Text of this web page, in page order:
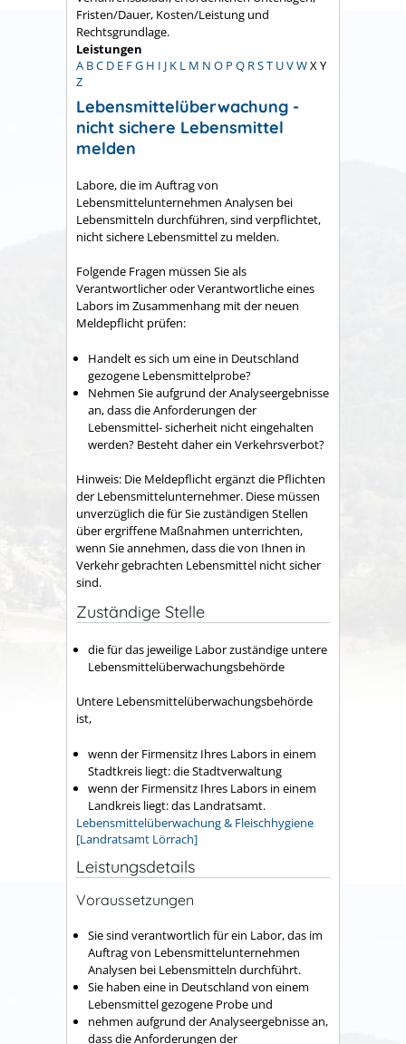
Fristen/Dauer, Kosten/Leistung und
Rechtsgrundlage.
Leistungen
A BC D E FG H I J K L M N O P Q RST UVWX Y
Z
Lebensmittelüberwachung -
nicht sichere Lebensmittel
melden
Labore, die im Auftrag von
Lebensmittelunternehmen Analysen bei
Lebensmitteln durchführen, sind verpflichtet,
nicht sichere Lebensmittel zu melden.
Folgende Fragen müssen Sie als
Verantwortlicher oder Verantwortliche eines
Labors im Zusammenhang mit der neuen
Meldepflicht prüfen:
Handelt es sich um eine in Deutschland
gezogene Lebensmittelprobe?
Nehmen Sie aufgrund der Analyseergebnisse
an, dass die Anforderungen der
Lebensmittel- sicherheit nicht eingehalten
werden? Besteht daher ein Verkehrsverbot?
Hinweis: Die Meldepflicht ergänzt die Pflichten
der Lebensmittelunternehmer. Diese müssen
unverzüglich die für Sie zuständigen Stellen
über ergriffene Maßnahmen unterrichten,
wenn Sie annehmen, dass die von Ihnen in
Verkehr gebrachten Lebensmittel nicht sicher
sind.
Zuständige Stelle
die für das jeweilige Labor zuständige untere
Lebensmittelüberwachungsbehörde
Untere Lebensmittelüberwachungsbehörde
ist,
wenn der Firmensitz Ihres Labors in einem
Stadtkreis liegt: die Stadtverwaltung
wenn der Firmensitz Ihres Labors in einem
Landkreis liegt: das Landratsamt.
Lebensmittelüberwachung & Fleischhygiene
[Landratsamt Lörrach]
Leistungsdetails
Voraussetzungen
Sie sind verantwortlich für ein Labor, das im
Auftrag von Lebensmittelunternehmen
Analysen bei Lebensmitteln durchführt.
Sie haben eine in Deutschland von einem
Lebensmittel gezogene Probe und
nehmen aufgrund der Analyseergebnisse an,
dass die Anforderungen der